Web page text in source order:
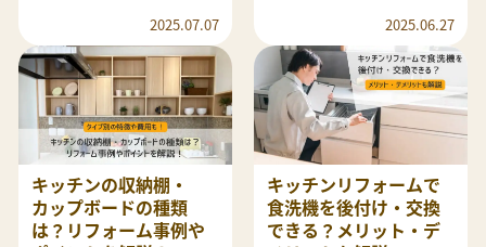
2025.07.07 2025.06.27
キッチンの収納棚・
カップボードの種類
は？リフォーム事例や
キッチンリフォームで
食洗機を後付け・交換
できる？メリット・デ